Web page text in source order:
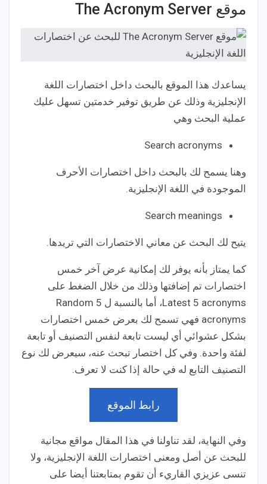
موقع The Acronym Server
يساعدك هذا الموقع بالبحث داخل اختصارات اللغة
الإنجليزية وذلك عن طريق توفير خدمتين تسهل عليك
عملية البحث وهي
Search acronyms
وهنا يسمح لك بالبحث داخل اختصارات الأحرف
الموجودة في اللغة الإنجليزية.
Search meanings
يتيح لك البحث عن معاني الاختصارات التي تريدها.
كما يمتاز بأنه يوفر لك إمكانية عرض آخر خمس
اختصارات تم إضافتها وذلك من خلال الضغط على
Latest 5 acronyms، أما بالنسبة ل Random 5
acronyms فهي تسمح لك بعرض خمس اختصارات
بشكل عشوائي أي ليست تابعة لنفس التصنيف أو تابعة
لفئة واحدة. وفي كل اختصار تبحث عنه، سيعرض لك نوع
التصنيف التابع له في حالة إذا كنت لا تعرف.
رابط الموقع
وفي النهاية، لقد تناولنا في هذا المقال مواقع مجانية
للبحث عن أصل ومعنى اختصارات اللغة الإنجليزية، ولا
تنسى عزيزي القاريء أن تقوم بمتابعتنا أيضا على